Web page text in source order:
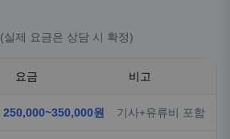
제 요금은 상담 시 확정)
요금 비고
250,000~350,000원 기사+유류비 포함